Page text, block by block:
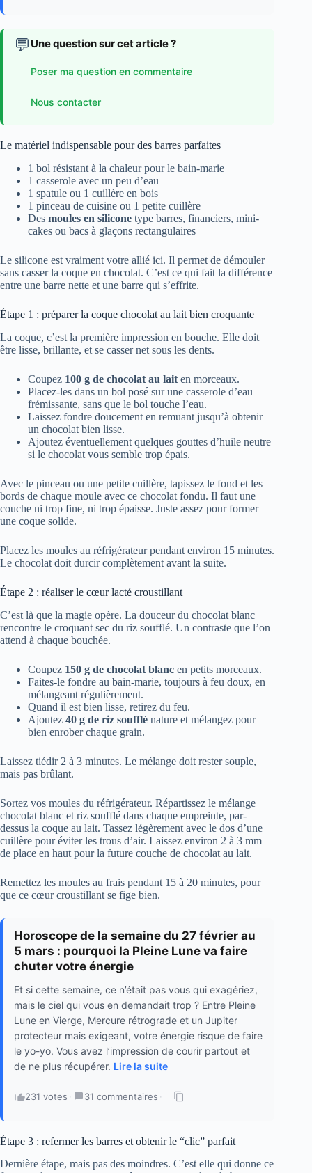
💬 Une question sur cet article ?
Poser ma question en commentaire
Nous contacter
Le matériel indispensable pour des barres parfaites
1 bol résistant à la chaleur pour le bain-marie
1 casserole avec un peu d’eau
1 spatule ou 1 cuillère en bois
1 pinceau de cuisine ou 1 petite cuillère
Des moules en silicone type barres, financiers, mini-
cakes ou bacs à glaçons rectangulaires
Le silicone est vraiment votre allié ici. Il permet de démouler
sans casser la coque en chocolat. C’est ce qui fait la différence
entre une barre nette et une barre qui s’effrite.
Étape 1 : préparer la coque chocolat au lait bien croquante
La coque, c’est la première impression en bouche. Elle doit
être lisse, brillante, et se casser net sous les dents.
Coupez 100 g de chocolat au lait en morceaux.
Placez-les dans un bol posé sur une casserole d’eau
frémissante, sans que le bol touche l’eau.
Laissez fondre doucement en remuant jusqu’à obtenir
un chocolat bien lisse.
Ajoutez éventuellement quelques gouttes d’huile neutre
si le chocolat vous semble trop épais.
Avec le pinceau ou une petite cuillère, tapissez le fond et les
bords de chaque moule avec ce chocolat fondu. Il faut une
couche ni trop fine, ni trop épaisse. Juste assez pour former
une coque solide.
Placez les moules au réfrigérateur pendant environ 15 minutes.
Le chocolat doit durcir complètement avant la suite.
Étape 2 : réaliser le cœur lacté croustillant
C’est là que la magie opère. La douceur du chocolat blanc
rencontre le croquant sec du riz soufflé. Un contraste que l’on
attend à chaque bouchée.
Coupez 150 g de chocolat blanc en petits morceaux.
Faites-le fondre au bain-marie, toujours à feu doux, en
mélangeant régulièrement.
Quand il est bien lisse, retirez du feu.
Ajoutez 40 g de riz soufflé nature et mélangez pour
bien enrober chaque grain.
Laissez tiédir 2 à 3 minutes. Le mélange doit rester souple,
mais pas brûlant.
Sortez vos moules du réfrigérateur. Répartissez le mélange
chocolat blanc et riz soufflé dans chaque empreinte, par-
dessus la coque au lait. Tassez légèrement avec le dos d’une
cuillère pour éviter les trous d’air. Laissez environ 2 à 3 mm
de place en haut pour la future couche de chocolat au lait.
Remettez les moules au frais pendant 15 à 20 minutes, pour
que ce cœur croustillant se fige bien.
Horoscope de la semaine du 27 février au
5 mars : pourquoi la Pleine Lune va faire
chuter votre énergie
Et si cette semaine, ce n’était pas vous qui exagériez,
mais le ciel qui vous en demandait trop ? Entre Pleine
Lune en Vierge, Mercure rétrograde et un Jupiter
protecteur mais exigeant, votre énergie risque de faire
le yo-yo. Vous avez l’impression de courir partout et
de ne plus récupérer. Lire la suite
231 votes · 31 commentaires ·
Étape 3 : refermer les barres et obtenir le “clic” parfait
Dernière étape, mais pas des moindres. C’est elle qui donne ce